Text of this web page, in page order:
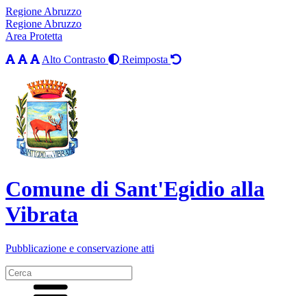
Regione Abruzzo
Regione Abruzzo
Area Protetta
Alto Contrasto
Reimposta
Comune di Sant'Egidio alla
Vibrata
Pubblicazione e conservazione atti